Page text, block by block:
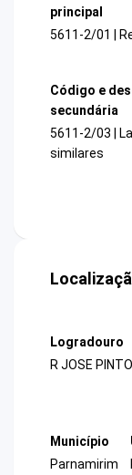
principal
5611-2/01 |
Código e
secundária
5611-2/03 |
similares
Logradouro
R JOSE
Município
Parnamirim